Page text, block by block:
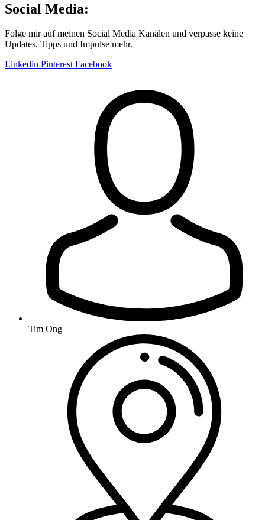
Social Media:
Folge mir auf meinen Social Media Kanälen und verpasse keine
Updates, Tipps und Impulse mehr.
Linkedin Pinterest Facebook
Tim Ong